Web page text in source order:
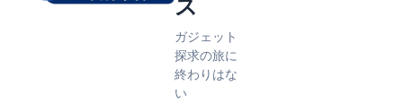
ス
ガジェット
探求の旅に
終わりはな
い